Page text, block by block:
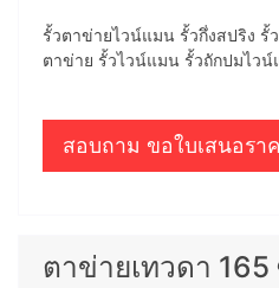
รั้วตาข่ายไวน์แมน รั้วกึ่งสปริง รั้
ตาข่าย รั้วไวน์แมน รั้วถักปมไว
สอบถาม ขอใบเสนอรา
ตาข่ายเทวดา